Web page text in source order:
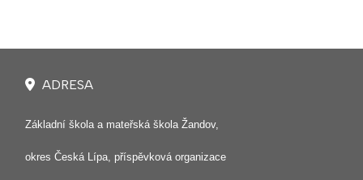
ADRESA
Základní škola a mateřská škola Žandov,
okres Česká Lípa, příspěvková organizace